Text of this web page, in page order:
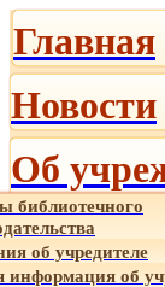
Главная
Новости
Об
библиотечного
об учредителе
об